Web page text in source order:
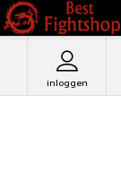
inloggen